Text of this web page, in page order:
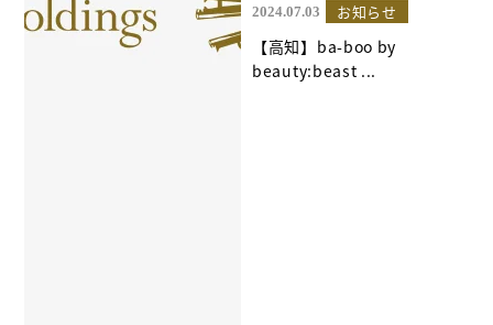
2024.07.03 お知らせ
【高知】ba-boo by
beauty:beast ...